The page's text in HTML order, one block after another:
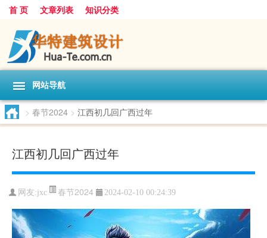
首 页 文章列表 知识分类
网站导航
> 春节2024 > 江西初几回广西过年
江西初几回广西过年
网友:jxc 春节2024 2024-02-10 00:24:39